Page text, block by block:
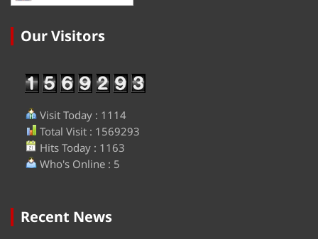
Our Visitors
Visit Today : 1114
Total Visit : 1569293
Hits Today : 1163
Who's Online : 5
Recent News